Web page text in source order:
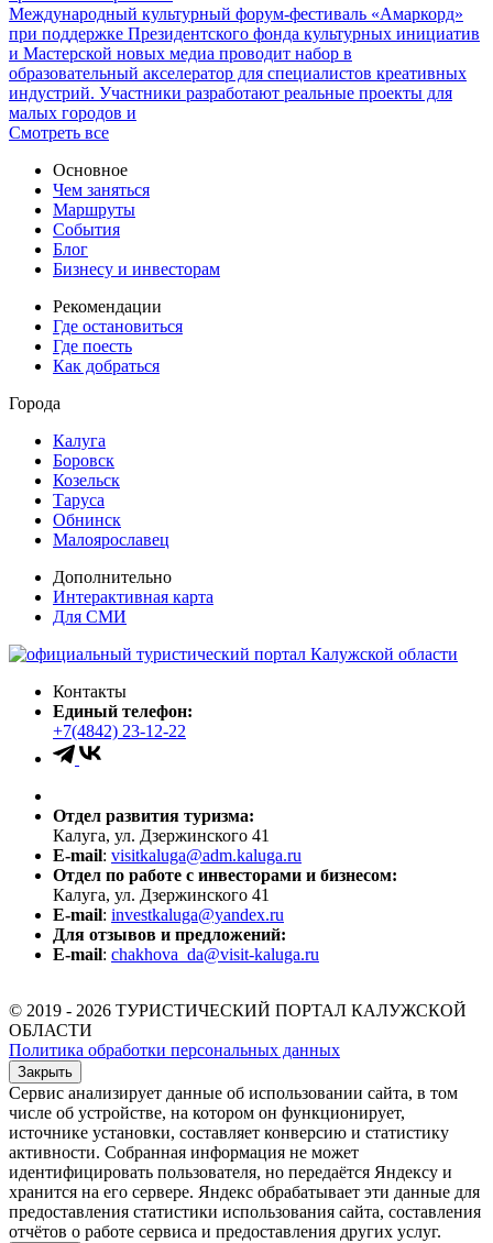
Международный культурный форум-фестиваль «Амаркорд»
при поддержке Президентского фонда культурных инициатив
и Мастерской новых медиа проводит набор в
образовательный акселератор для специалистов креативных
индустрий. Участники разработают реальные проекты для
малых городов и
Смотреть все
Основное
Чем заняться
Маршруты
События
Блог
Бизнесу и инвесторам
Рекомендации
Где остановиться
Где поесть
Как добраться
Города
Калуга
Боровск
Козельск
Таруса
Обнинск
Малоярославец
Дополнительно
Интерактивная карта
Для СМИ
Контакты
Единый телефон:
+7(4842) 23-12-22
Отдел развития туризма:
Калуга, ул. Дзержинского 41
E-mail: visitkaluga@adm.kaluga.ru
Отдел по работе с инвесторами и бизнесом:
Калуга, ул. Дзержинского 41
E-mail: investkaluga@yandex.ru
Для отзывов и предложений:
E-mail: chakhova_da@visit-kaluga.ru
© 2019 - 2026 ТУРИСТИЧЕСКИЙ ПОРТАЛ КАЛУЖСКОЙ
ОБЛАСТИ
Политика обработки персональных данных
Закрыть
Сервис анализирует данные об использовании сайта, в том
числе об устройстве, на котором он функционирует,
источнике установки, составляет конверсию и статистику
активности. Собранная информация не может
идентифицировать пользователя, но передаётся Яндексу и
хранится на его сервере. Яндекс обрабатывает эти данные для
предоставления статистики использования сайта, составления
отчётов о работе сервиса и предоставления других услуг.